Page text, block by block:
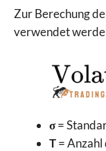
Zur Berechung
verwendet
σ=
T=